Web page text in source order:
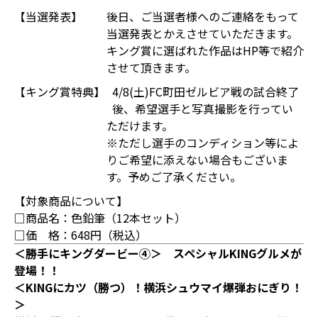
【当選発表】
後日、ご当選者様へのご連絡をもって
当選発表とかえさせていただきます。
キング賞に選ばれた作品はHP等で紹介
させて頂きます。
【キング賞特典】
4/8(土)FC町田ゼルビア戦の試合終了
後、希望選手と写真撮影を行ってい
ただけます。
※ただし選手のコンディション等によ
りご希望に添えない場合もございま
す。予めご了承ください。
【対象商品について】
□商品名：色鉛筆（12本セット）
□価 格：648円（税込）
＜勝手にキングダービー④＞ スペシャルKINGグルメが
登場！！
＜KINGにカツ（勝つ）！横浜シュウマイ爆弾おにぎり！
＞